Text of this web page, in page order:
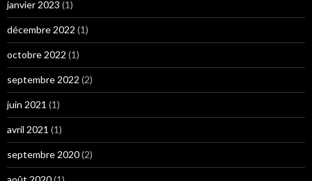
janvier 2023 (1)
décembre 2022 (1)
octobre 2022 (1)
septembre 2022 (2)
juin 2021 (1)
avril 2021 (1)
septembre 2020(2)